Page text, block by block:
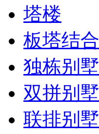
塔楼
板塔结合
独栋别墅
双拼别墅
联排别墅